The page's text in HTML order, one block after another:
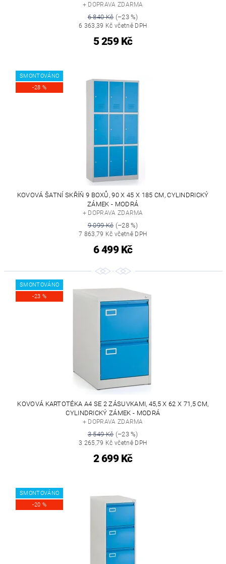
+ DOPRAVA ZDARMA
6 840 Kč(–23 %)
6 363,39 Kč včetně DPH
5 259 Kč
SMONTOVÁNO
-28 %
KOVOVÁ ŠATNÍ SKŘÍŇ 9 BOXŮ, 90 X 45 X 185 CM, CYLINDRICKÝ
ZÁMEK - MODRÁ
+ DOPRAVA ZDARMA
9 099 Kč(–28 %)
7 863,79 Kč včetně DPH
6 499 Kč
SMONTOVÁNO
-23 %
KOVOVÁ KARTOTÉKA A4 SE 2 ZÁSUVKAMI, 45,5 X 62 X 71,5 CM,
CYLINDRICKÝ ZÁMEK - MODRÁ
+ DOPRAVA ZDARMA
3 549 Kč(–23 %)
3 265,79 Kč včetně DPH
2 699 Kč
SMONTOVÁNO
-20 %